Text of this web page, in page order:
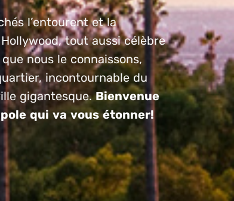
l’entourent et la
tout aussi célèbre
nous le connaissons,
incontournable du
gigantesque.Bienvenue
qui va vous étonner!